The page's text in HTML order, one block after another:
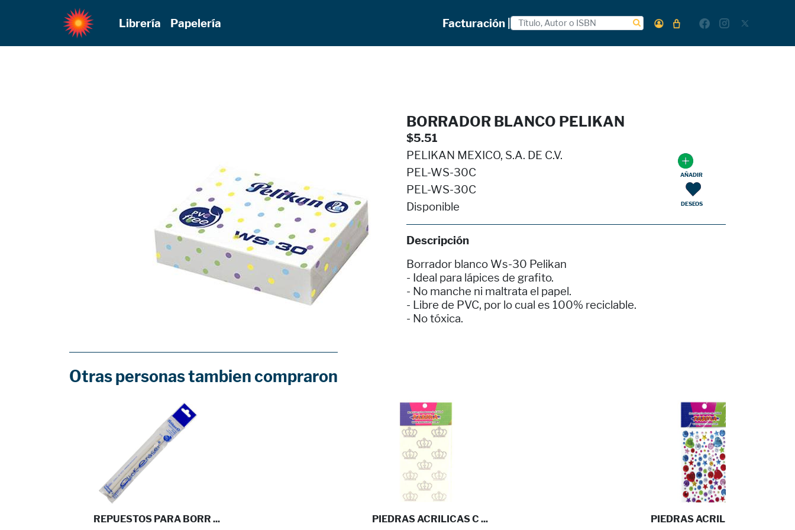
Librería Papelería Facturación |
BORRADOR BLANCO PELIKAN
$5.51
PELIKAN MEXICO, S.A. DE C.V.
PEL-WS-30C
PEL-WS-30C
Disponible
Descripción
AÑADIR
DESEOS
Borrador blanco Ws-30 Pelikan
- Ideal para lápices de grafito.
- No manche ni maltrata el papel.
- Libre de PVC, por lo cual es 100% reciclable.
- No tóxica.
Otras personas tambien compraron
REPUESTOS PARA BORR ... PIEDRAS ACRILICAS C ... PIEDRAS ACRILICAS F ...